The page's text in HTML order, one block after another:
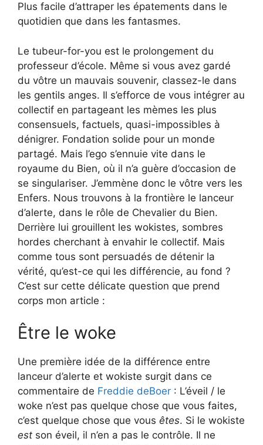
Plus facile d’attraper les épatements dans le
quotidien que dans les fantasmes.
Le tubeur-for-you est le prolongement du
professeur d’école. Même si vous avez gardé
du vôtre un mauvais souvenir, classez-le dans
les gentils anges. Il s’efforce de vous intégrer au
collectif en partageant les mèmes les plus
consensuels, factuels, quasi-impossibles à
dénigrer. Fondation solide pour un monde
partagé. Mais l’ego s’ennuie vite dans le
royaume du Bien, où il n’a guère d’occasion de
se singulariser. J’emmène donc le vôtre vers les
Enfers. Nous trouvons à la frontière le lanceur
d’alerte, dans le rôle de Chevalier du Bien.
Derrière lui grouillent les wokistes, sombres
hordes cherchant à envahir le collectif. Mais
comme tous sont persuadés de détenir la
vérité, qu’est-ce qui les différencie, au fond ?
C’est sur cette délicate question que prend
corps mon article :
Être le woke
Une première idée de la différence entre
lanceur d’alerte et wokiste surgit dans ce
commentaire de Freddie deBoer : L’éveil / le
woke n’est pas quelque chose que vous faites,
c’est quelque chose que vous êtes. Si le wokiste
est son éveil, il n’en a pas le contrôle. Il ne